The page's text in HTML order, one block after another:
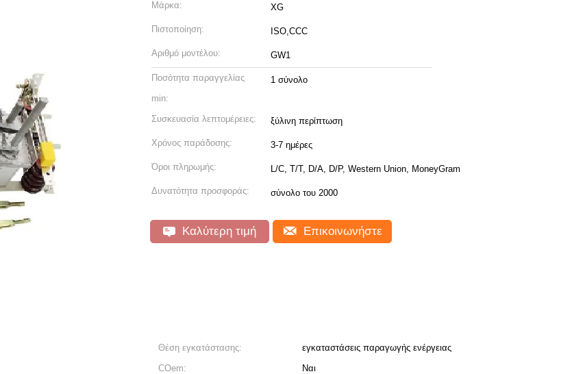
Μάρκα: XG
Πιστοποίηση: ISO,CCC
Αριθμό μοντέλου: GW1
Ποσότητα παραγγελίας
min:
1 σύνολο
Συσκευασία λεπτομέρειες: ξύλινη περίπτωση
Χρόνος παράδοσης: 3-7 ημέρες
Όροι πληρωμής: L/C, T/T, D/A, D/P, Western Union, MoneyGram
Δυνατότητα προσφοράς: σύνολο του 2000
Καλύτερη τιμή Επικοινωνήστε
Θέση εγκατάστασης:
εγκαταστάσεις παραγωγής ενέργειας
COem:
Ναι